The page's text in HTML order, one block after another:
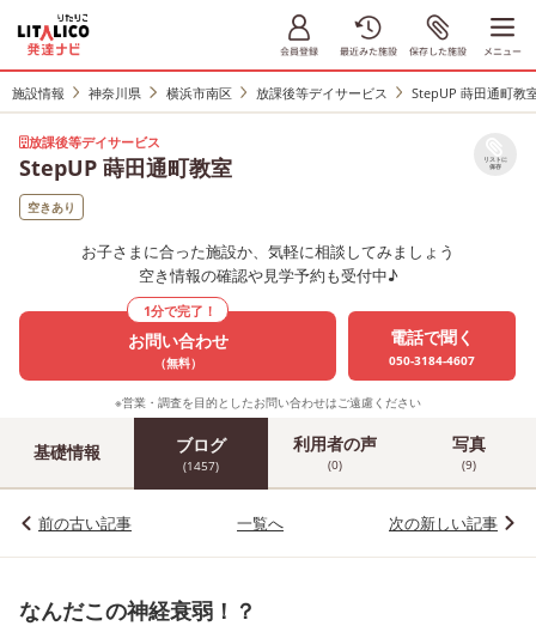
施設情報 神奈川県 横浜市南区 放課後等デイサービス StepUP 蒔田通町教
放課後等デイサービス
StepUP 蒔田通町教室 リストに
保存
空きあり
お子さまに合った施設か、気軽に相談してみましょう
空き情報の確認や見学予約も受付中♪
1分で完了！
お問い合わせ
（無料）
電話で聞く
050-3184-4607
※営業・調査を目的としたお問い合わせはご遠慮ください
基礎情報 ブログ
(1457)
利用者の声
(0)
写真
(9)
前の古い記事 一覧へ 次の新しい記事
なんだこの神経衰弱！？